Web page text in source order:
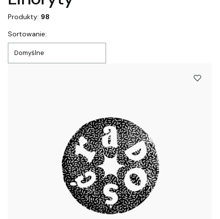
Produkty: 98
Lista produktów
Sortowanie:
Domyślne